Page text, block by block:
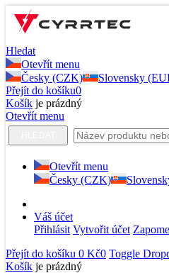
Hledat
Otevřít menu
Česky (CZK)
Slovensky
Přejít do košíku0
Košík je prázdný
Otevřít menu
Otevřít menu
Česky (CZK)
Váš účet
Přihlásit Vytvořit účet
Přejít do košíku 0 Kč0 Toggle
Košík je prázdný